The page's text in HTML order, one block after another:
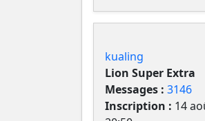
kualing
Lion Super Extra
Messages : 3146
Inscription : 14